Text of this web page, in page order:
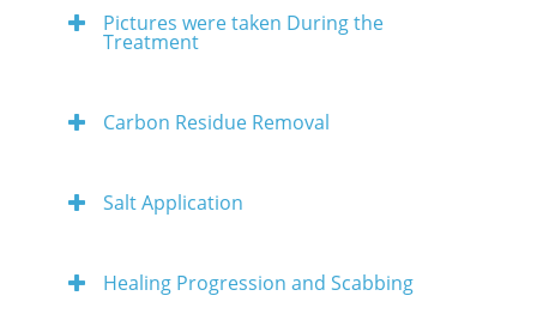
Pictures were taken During the
Treatment
Carbon Residue Removal
Salt Application
Healing Progression and Scabbing